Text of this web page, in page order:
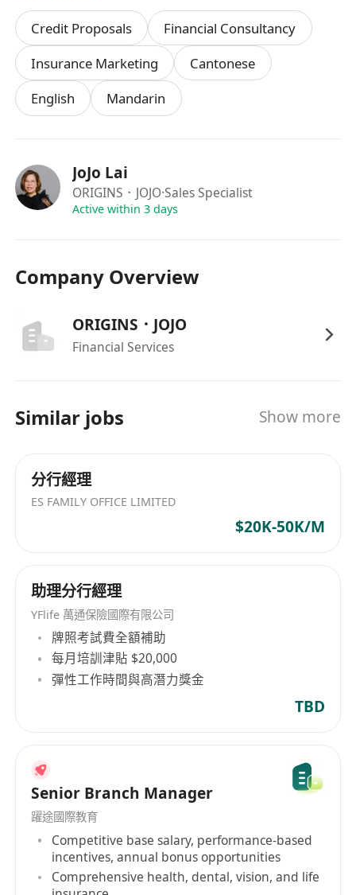
熟悉解決方案式銷售（Solution Selling）方法
論，能獨立完成複雜客戶場景下的需求診斷、價
值主張設計與多部門協同推進。
具備優秀的商業敏感度與市場洞察力，能快速理
解客戶所處產業特性、痛點及決策鏈結構，並靈
活調整溝通與推進策略。
等），具備基本財務概念（含報價、毛利分析、
合約條款審核能力）。
具備流利中文口語表達與書寫能力，英文可作為
Credit Proposals
Financial Consultancy
Insurance Marketing
Cantonese
English
Mandarin
JoJo Lai
ORIGINS．JOJO·Sales Specialist
Active within 3 days
Company Overview
ORIGINS．JOJO
Financial Services
Similar jobs Show more
分行經理
ES FAMILY OFFICE LIMITED
$20K-50K/M
助理分行經理
YFlife 萬通保險國際有限公司
牌照考試費全額補助
每月培訓津貼 $20,000
彈性工作時間與高潛力獎金
TBD
Senior Branch Manager
躍途國際教育
Competitive base salary, performance-based
incentives, annual bonus opportunities
Comprehensive health, dental, vision, and life